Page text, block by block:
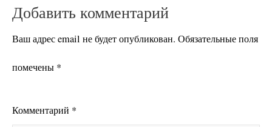
Добавить комментарий
Ваш адрес email не будет опубликован. Обязательные поля
помечены *
Комментарий *